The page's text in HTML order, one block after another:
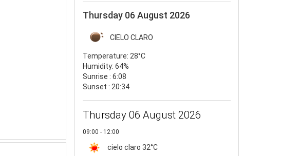
Thursday 06 August 2026
CIELO CLARO
Temperature: 28°C
Humidity: 64%
Sunrise : 6:08
Sunset : 20:34
Thursday 06 August 2026
09:00 - 12:00
cielo claro 32°C